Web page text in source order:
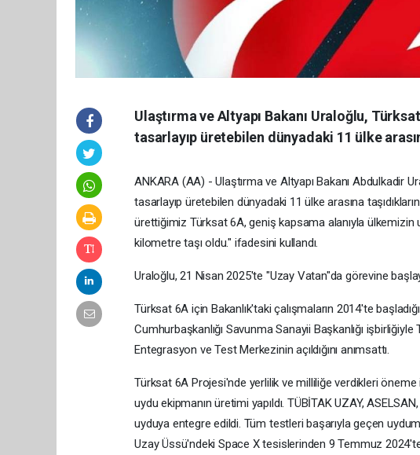
Ulaştırma ve Altyapı Bakanı Uraloğlu,
tasarlayıp üretebilen dünyadaki 11 ülke
ANKARA (AA) - Ulaştırma ve Altyapı Bakanı Abdulkadir
tasarlayıp üretebilen dünyadaki 11 ülke arasına
ürettiğimiz Türksat 6A, geniş kapsama alanıyla
kilometre taşı oldu." ifadesini kullandı.
Uraloğlu, 21 Nisan 2025'te "Uzay Vatan"da görevine
Türksat 6A için Bakanlık'taki çalışmaların 2014'te
Cumhurbaşkanlığı Savunma Sanayii Başkanlığı
Entegrasyon ve Test Merkezinin açıldığını anımsattı.
Türksat 6A Projesi'nde yerlilik ve milliliğe verdikleri
uydu ekipmanın üretimi yapıldı. TÜBİTAK UZAY,
uyduya entegre edildi. Tüm testleri başarıyla geçen
Uzay Üssü'ndeki Space X tesislerinden 9 Temmuz